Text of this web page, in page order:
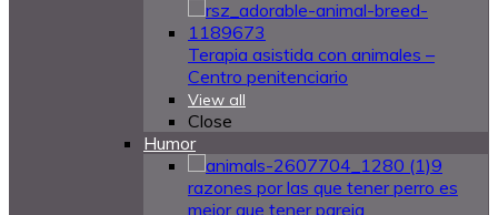
Terapia asistida con animales –
Centro penitenciario
View all
Close
Humor
9
razones por las que tener perro es
mejor que tener pareja